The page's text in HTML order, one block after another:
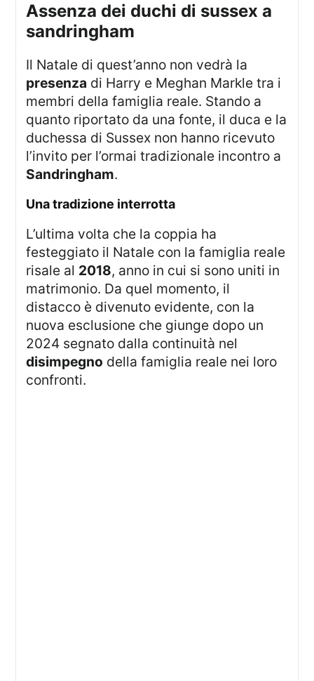
assenza dei duchi di sussex a
sandringham
Il Natale di quest’anno non vedrà la
presenza di Harry e Meghan Markle tra i
membri della famiglia reale. Stando a
quanto riportato da una fonte, il duca e la
duchessa di Sussex non hanno ricevuto
l’invito per l’ormai tradizionale incontro a
Sandringham.
una tradizione interrotta
L’ultima volta che la coppia ha
festeggiato il Natale con la famiglia reale
risale al 2018, anno in cui si sono uniti in
matrimonio. Da quel momento, il
distacco è divenuto evidente, con la
nuova esclusione che giunge dopo un
2024 segnato dalla continuità nel
disimpegno della famiglia reale nei loro
confronti.